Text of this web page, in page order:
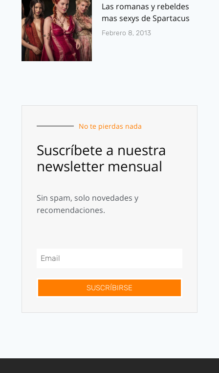
Las romanas y rebeldes
mas sexys de Spartacus
Febrero 8, 2013
No te pierdas nada
Suscríbete a nuestra
newsletter mensual
Sin spam, solo novedades y
recomendaciones.
SUSCRÍBIRSE